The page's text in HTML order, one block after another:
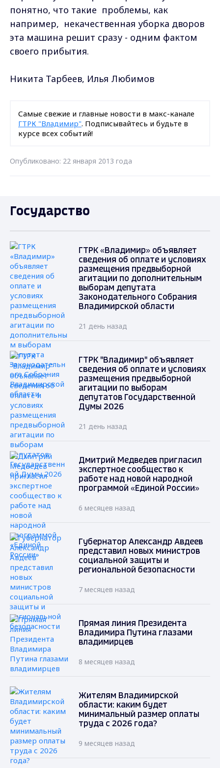
понятно, что такие проблемы, как
например, некачественная уборка дворов
эта машина решит сразу - одним фактом
своего прибытия.
Никита Тарбеев, Илья Любимов
Самые свежие и главные новости в макс-канале
ГТРК "Владимир". Подписывайтесь и будьте в
курсе всех событий!
Опубликовано: 22 января 2013 года
Государство
ГТРК «Владимир» объявляет
сведения об оплате и условиях
размещения предвыборной
агитации по дополнительным
выборам депутата
Законодательного Собрания
Владимирской области
21 день назад
ГТРК "Владимир" объявляет
сведения об оплате и условиях
размещения предвыборной
агитации по выборам
депутатов Государственной
Думы 2026
21 день назад
Дмитрий Медведев пригласил
экспертное сообщество к
работе над новой народной
программой «Единой России»
6 месяцев назад
Губернатор Александр Авдеев
представил новых министров
социальной защиты и
региональной безопасности
7 месяцев назад
Прямая линия Президента
Владимира Путина глазами
владимирцев
8 месяцев назад
Жителям Владимирской
области: каким будет
минимальный размер оплаты
труда с 2026 года?
9 месяцев назад